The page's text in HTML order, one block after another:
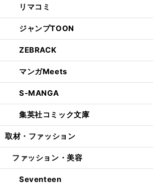
リマコミ
ジャンプTOON
ZEBRACK
マンガMeets
S-MANGA
集英社コミック文庫
取材・ファッション
ファッション・美容
Seventeen